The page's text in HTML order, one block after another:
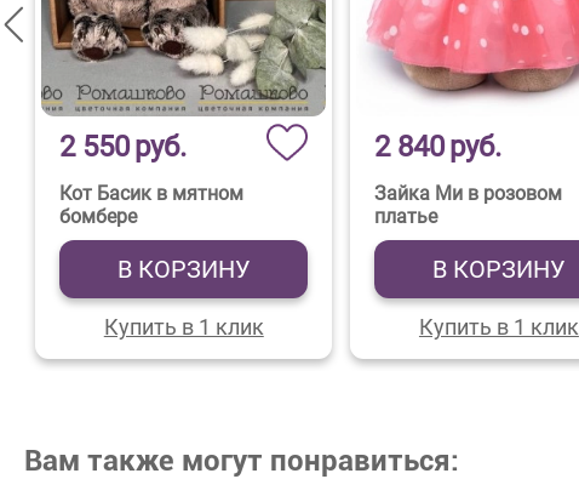
2 550руб.
Кот Басик в мятном
бомбере
В КОРЗИНУ
Купить в 1 клик
2 840руб.
Зайка Ми в розовом
платье
В КОРЗИНУ
Купить в 1 клик
Вам также могут понравиться: